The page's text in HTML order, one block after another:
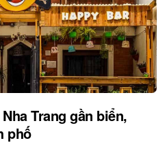
Trang gần biển,
phố